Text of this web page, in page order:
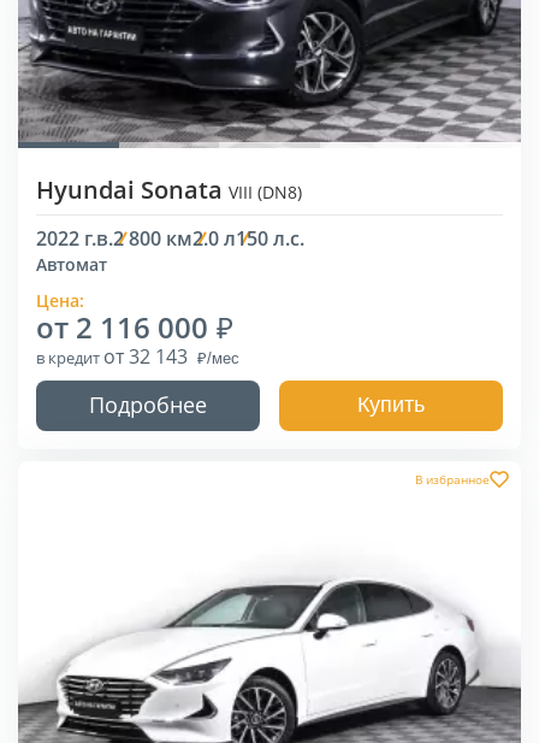
Hyundai Sonata VIII (DN8)
2022 г.в.2 800 км2.0 л150 л.с.
Автомат
Цена:
от 2 116 000
в кредит от 32 143
Подробнее Купить
В избранное